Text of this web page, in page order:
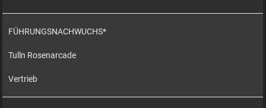
FÜHRUNGSNACHWUCHS*
Tulln Rosenarcade
Vertrieb